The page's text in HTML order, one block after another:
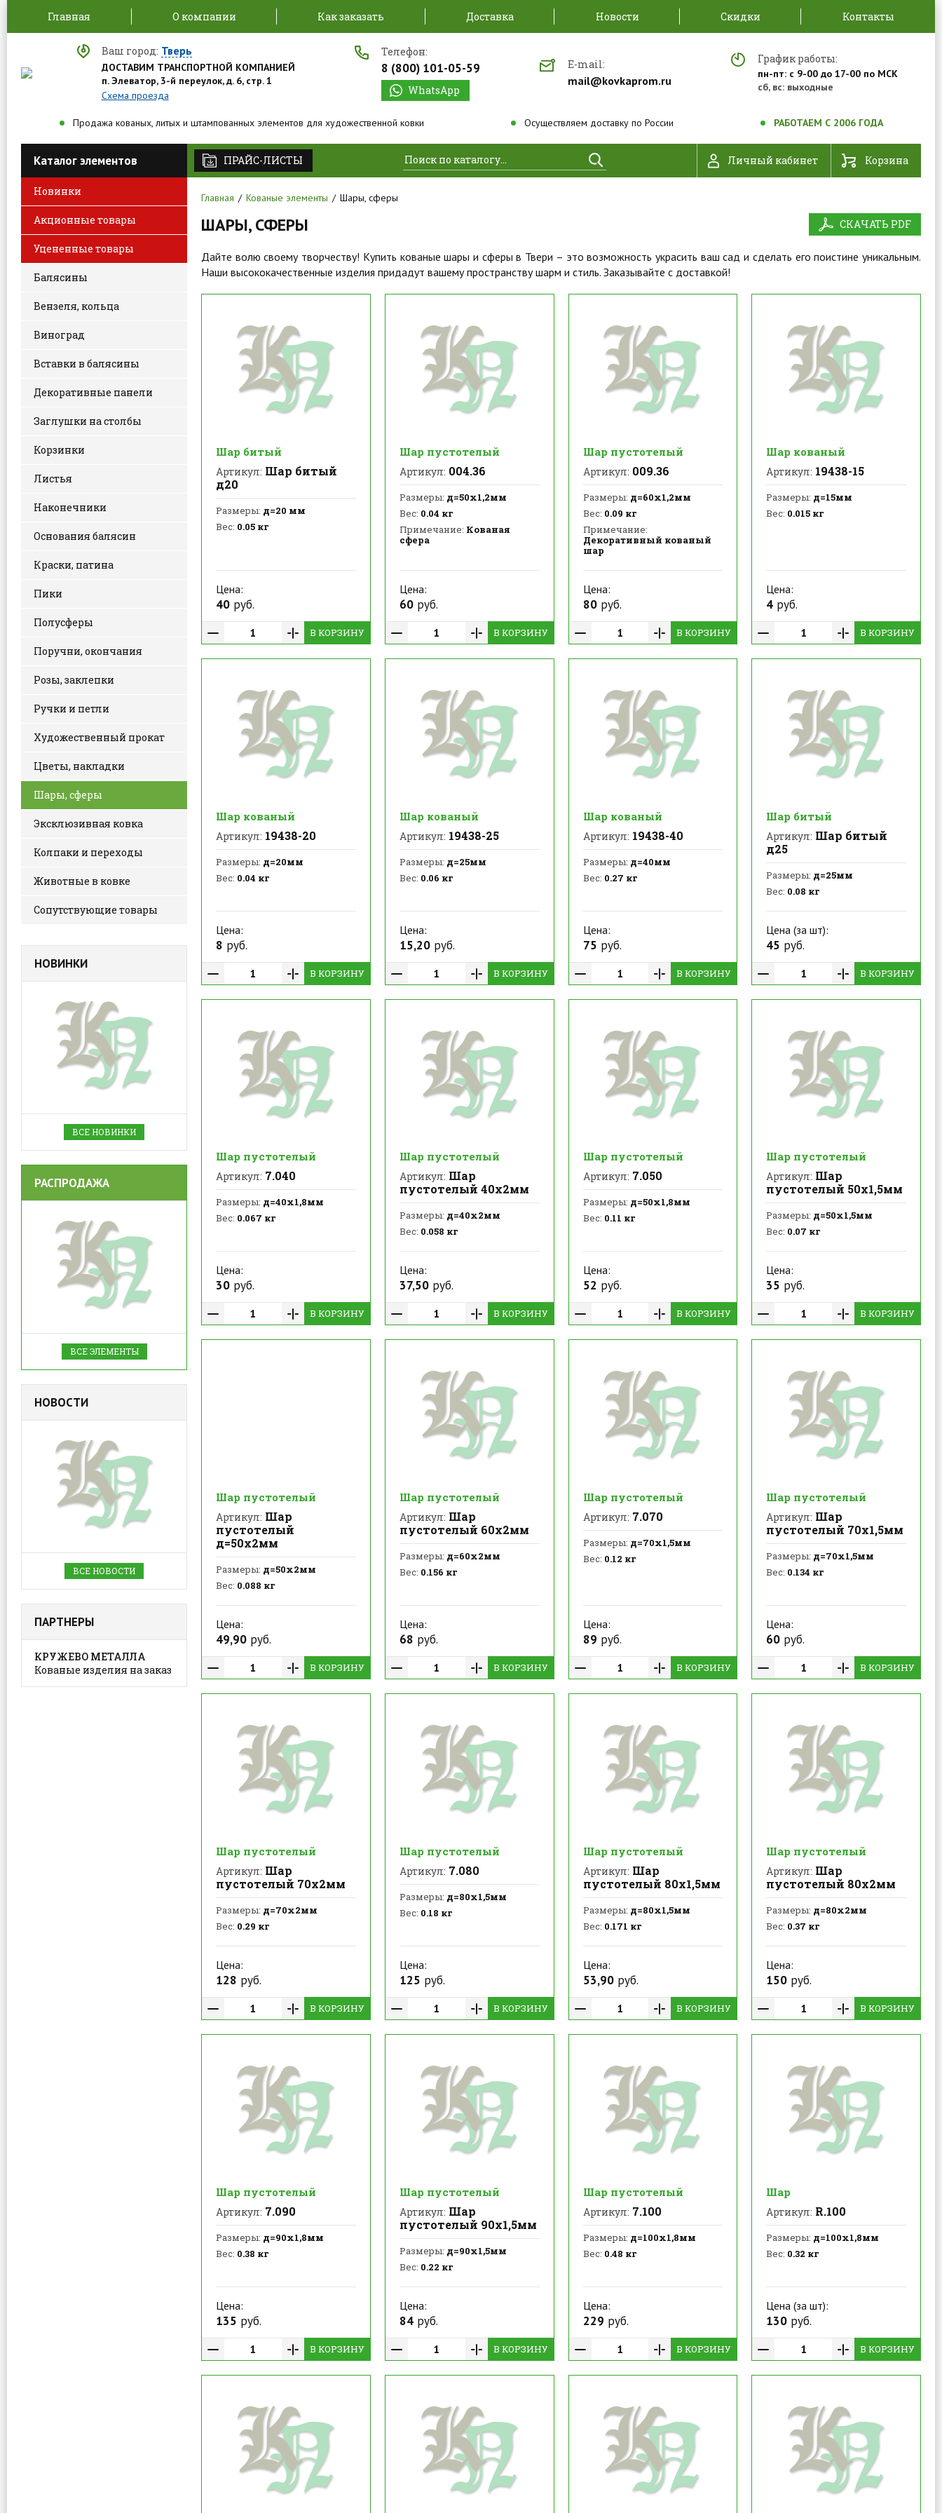
Главная О компании Как заказать Доставка Новости Скидки Контакты
Ваш город: Тверь
ДОСТАВИМ ТРАНСПОРТНОЙ КОМПАНИЕЙ
п. Элеватор, 3-й переулок, д. 6, стр. 1
Схема проезда
Телефон:
8 (800) 101-05-59
WhatsApp
E-mail:
mail@kovkaprom.ru
График работы:
пн-пт: с 9-00 до 17-00 по МСК
сб, вс: выходные
Продажа кованых, литых и штампованных элементов для художественной ковки Осуществляем доставку по России РАБОТАЕМ С 2006 ГОДА
Каталог элементов
Новинки
Акционные товары
Уцененные товары
Балясины
Вензеля, кольца
Виноград
Вставки в балясины
Декоративные панели
Заглушки на столбы
Корзинки
Листья
Наконечники
Основания балясин
Краски, патина
Пики
Полусферы
Поручни, окончания
Розы, заклепки
Ручки и петли
Художественный прокат
Цветы, накладки
Шары, сферы
Эксклюзивная ковка
Колпаки и переходы
Животные в ковке
Сопутствующие товары
НОВИНКИ
ВСЕ НОВИНКИ
РАСПРОДАЖА
ВСЕ ЭЛЕМЕНТЫ
НОВОСТИ
ВСЕ НОВОСТИ
ПАРТНЕРЫ
КРУЖЕВО МЕТАЛЛА
Кованые изделия на заказ
ПРАЙС-ЛИСТЫ Найти Личный кабинет Корзина
Главная Кованые элементы Шары, сферы
ШАРЫ, СФЕРЫ СКАЧАТЬ PDF
Дайте волю своему творчеству! Купить кованые шары и сферы в Твери – это возможность украсить ваш сад и сделать его поистине уникальным.
Наши высококачественные изделия придадут вашему пространству шарм и стиль. Заказывайте с доставкой!
Шар битый
Артикул: Шар битый
д20
Размеры: д=20 мм
Вес: 0.05 кг
Цена:
40 руб.
В КОРЗИНУ
Шар пустотелый
Артикул: 004.36
Размеры: д=50х1,2мм
Вес: 0.04 кг
Примечание: Кованая
сфера
Цена:
60руб.
В КОРЗИНУ
Шар пустотелый
Артикул: 009.36
Размеры: д=60х1,2мм
Вес: 0.09 кг
Примечание:
Декоративный кованый
шар
Цена:
80руб.
В КОРЗИНУ
Шар кованый
Артикул: 19438-15
Размеры: д=15мм
Вес: 0.015 кг
Цена:
4 руб.
В КОРЗИНУ
Шар кованый
Артикул: 19438-20
Размеры: д=20мм
Вес: 0.04 кг
Цена:
8 руб.
В КОРЗИНУ
Шар кованый
Артикул: 19438-25
Размеры: д=25мм
Вес: 0.06 кг
Цена:
15,20руб.
В КОРЗИНУ
Шар кованый
Артикул: 19438-40
Размеры: д=40мм
Вес: 0.27 кг
Цена:
75 руб.
В КОРЗИНУ
Шар битый
Артикул: Шар битый
д25
Размеры: д=25мм
Вес: 0.08 кг
Цена (за шт):
45 руб.
В КОРЗИНУ
Шар пустотелый
Артикул: 7.040
Размеры: д=40х1,8мм
Вес: 0.067 кг
Цена:
30 руб.
В КОРЗИНУ
Шар пустотелый
Артикул: Шар
пустотелый 40х2мм
Размеры: д=40х2мм
Вес: 0.058 кг
Цена:
37,50руб.
В КОРЗИНУ
Шар пустотелый
Артикул: 7.050
Размеры: д=50х1,8мм
Вес: 0.11 кг
Цена:
52 руб.
В КОРЗИНУ
Шар пустотелый
Артикул: Шар
пустотелый 50х1,5мм
Размеры: д=50х1,5мм
Вес: 0.07 кг
Цена:
35 руб.
В КОРЗИНУ
Шар пустотелый
Артикул: Шар
пустотелый
д=50х2мм
Размеры: д=50х2мм
Вес: 0.088 кг
Цена:
49,90 руб.
В КОРЗИНУ
Шар пустотелый
Артикул: Шар
пустотелый 60х2мм
Размеры: д=60х2мм
Вес: 0.156 кг
Цена:
68 руб.
В КОРЗИНУ
Шар пустотелый
Артикул: 7.070
Размеры: д=70х1,5мм
Вес: 0.12 кг
Цена:
89 руб.
В КОРЗИНУ
Шар пустотелый
Артикул: Шар
пустотелый 70х1,5мм
Размеры: д=70х1,5мм
Вес: 0.134 кг
Цена:
60 руб.
В КОРЗИНУ
Шар пустотелый
Артикул: Шар
пустотелый 70х2мм
Размеры: д=70х2мм
Вес: 0.29 кг
Цена:
128 руб.
В КОРЗИНУ
Шар пустотелый
Артикул: 7.080
Размеры: д=80х1,5мм
Вес: 0.18 кг
Цена:
125 руб.
В КОРЗИНУ
Шар пустотелый
Артикул: Шар
пустотелый 80х1,5мм
Размеры: д=80х1,5мм
Вес: 0.171 кг
Цена:
53,90руб.
В КОРЗИНУ
Шар пустотелый
Артикул: Шар
пустотелый 80х2мм
Размеры: д=80х2мм
Вес: 0.37 кг
Цена:
150 руб.
В КОРЗИНУ
Шар пустотелый
Артикул: 7.090
Размеры: д=90х1,8мм
Вес: 0.38 кг
Цена:
135 руб.
В КОРЗИНУ
Шар пустотелый
Артикул: Шар
пустотелый 90х1,5мм
Размеры: д=90х1,5мм
Вес: 0.22 кг
Цена:
84руб.
В КОРЗИНУ
Шар пустотелый
Артикул: 7.100
Размеры: д=100х1,8мм
Вес: 0.48 кг
Цена:
229 руб.
В КОРЗИНУ
Шар
Артикул: R.100
Размеры: д=100х1,8мм
Вес: 0.32 кг
Цена (за шт):
130 руб.
В КОРЗИНУ